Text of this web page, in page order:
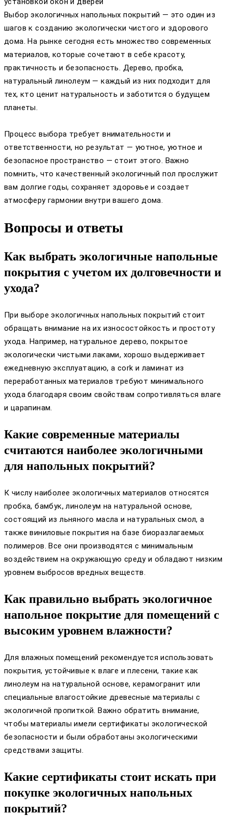
Выбор экологичных напольных покрытий — это один из
шагов к созданию экологически чистого и здорового
дома. На рынке сегодня есть множество современных
материалов, которые сочетают в себе красоту,
практичность и безопасность. Дерево, пробка,
натуральный линолеум — каждый из них подходит для
тех, кто ценит натуральность и заботится о будущем
планеты.
Процесс выбора требует внимательности и
ответственности, но результат — уютное, уютное и
безопасное пространство — стоит этого. Важно
помнить, что качественный экологичный пол прослужит
вам долгие годы, сохраняет здоровье и создает
атмосферу гармонии внутри вашего дома.
Вопросы и ответы
Как выбрать экологичные напольные
покрытия с учетом их долговечности и
ухода?
При выборе экологичных напольных покрытий стоит
обращать внимание на их износостойкость и простоту
ухода. Например, натуральное дерево, покрытое
экологически чистыми лаками, хорошо выдерживает
ежедневную эксплуатацию, а cork и ламинат из
переработанных материалов требуют минимального
ухода благодаря своим свойствам сопротивляться влаге
и царапинам.
Какие современные материалы
считаются наиболее экологичными
для напольных покрытий?
К числу наиболее экологичных материалов относятся
пробка, бамбук, линолеум на натуральной основе,
состоящий из льняного масла и натуральных смол, а
также виниловые покрытия на базе биоразлагаемых
полимеров. Все они производятся с минимальным
воздействием на окружающую среду и обладают низким
уровнем выбросов вредных веществ.
Как правильно выбрать экологичное
напольное покрытие для помещений с
высоким уровнем влажности?
Для влажных помещений рекомендуется использовать
покрытия, устойчивые к влаге и плесени, такие как
линолеум на натуральной основе, керамогранит или
специальные влагостойкие древесные материалы с
экологичной пропиткой. Важно обратить внимание,
чтобы материалы имели сертификаты экологической
безопасности и были обработаны экологическими
средствами защиты.
Какие сертификаты стоит искать при
покупке экологичных напольных
покрытий?